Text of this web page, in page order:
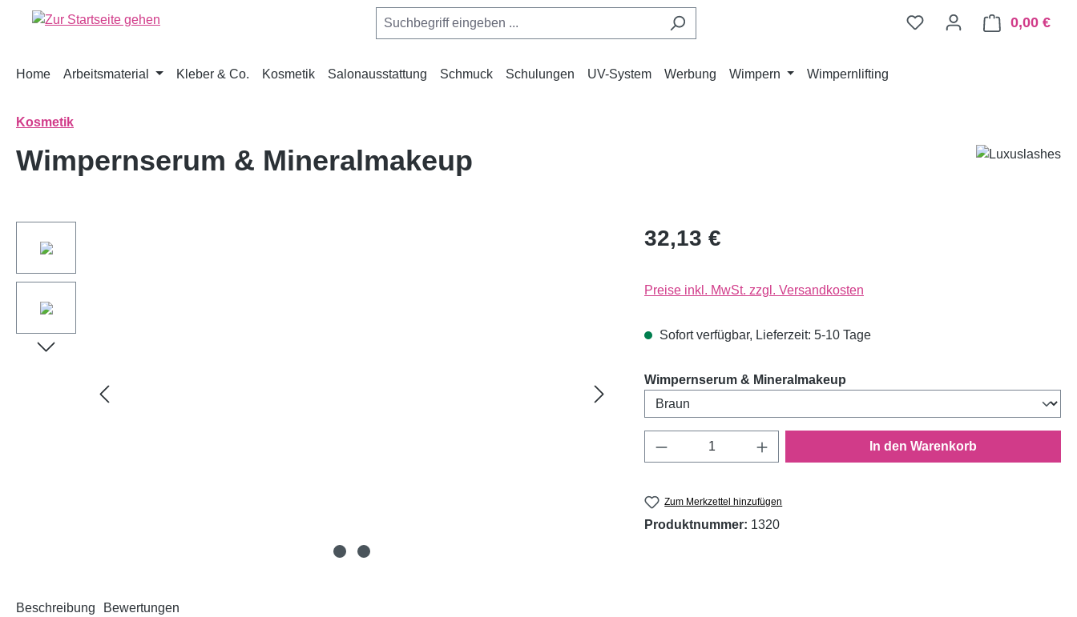
Zur Hauptnavigation springen 0,00 €
Home Arbeitsmaterial Kleber & Co. Kosmetik Salonausstattung Schmuck Schulungen UV-System Werbung Wimpern Wimpernlifting
Kosmetik
Wimpernserum & Mineralmakeup
32,13 €
Preise inkl. MwSt. zzgl. Versandkosten
Sofort verfügbar, Lieferzeit: 5-10 Tage
Wimpernserum & Mineralmakeup
Produkt Anzahl: Gib den gewünschten Wert ein
In den Warenkorb
Zum Merkzettel hinzufügen
Produktnummer: 1320
Beschreibung Bewertungen